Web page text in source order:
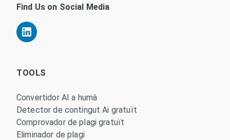
Find Us on Social Media
TOOLS
Convertidor AI a humà
Detector de contingut Ai gratuït
Comprovador de plagi gratuït
Eliminador de plagi